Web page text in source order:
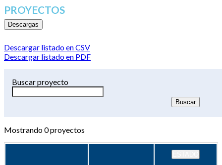
PROYECTOS
Descargas
Descargar listado en CSV
Descargar listado en PDF
Buscar proyecto
Mostrando0proyectos